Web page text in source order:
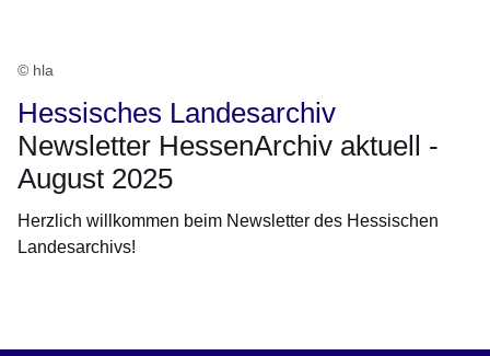
© hla
Hessisches Landesarchiv
Newsletter HessenArchiv aktuell -
August 2025
Herzlich willkommen beim Newsletter des Hessischen
Landesarchivs!